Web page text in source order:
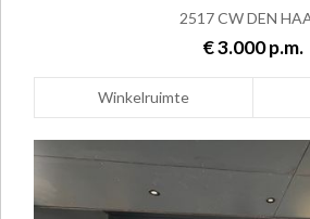
2517 CW DEN
€ 3.000 p.m.
Winkelruimte